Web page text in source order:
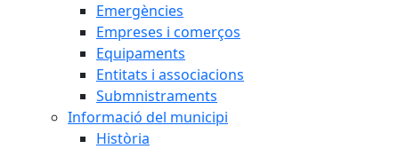
Emergències
Empreses i comerços
Equipaments
Entitats i associacions
Submnistraments
Informació del municipi
Història